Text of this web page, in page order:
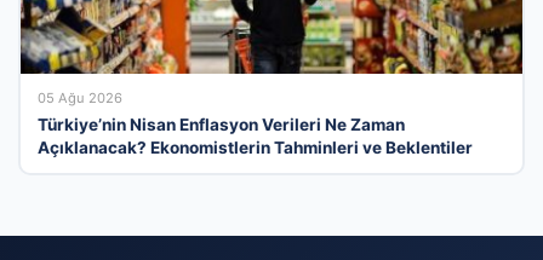
05 Ağu 2026
Türkiye’nin Nisan Enflasyon Verileri Ne Zaman
Açıklanacak? Ekonomistlerin Tahminleri ve Beklentiler